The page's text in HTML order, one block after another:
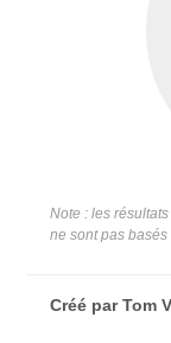
Note : les
ne sont pas
Créé parTom